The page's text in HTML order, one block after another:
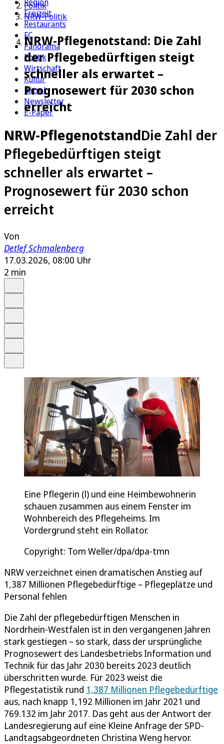
Freizeit
Restaurants
FC
Panorama
Politik
Wirtschaft
Kultur
Rätsel
Newsletter
E-Paper
Politik
NRW-Politik
NRW-Pflegenotstand: Die Zahl
der Pflegebedürftigen steigt
schneller als erwartet –
Prognosewert für 2030 schon
erreicht
NRW-PflegenotstandDie Zahl der
Pflegebedürftigen steigt
schneller als erwartet –
Prognosewert für 2030 schon
erreicht
Von
Detlef Schmalenberg
17.03.2026, 08:00 Uhr
2 min
Eine Pflegerin (l) und eine Heimbewohnerin
schauen zusammen aus einem Fenster im
Wohnbereich des Pflegeheims. Im
Vordergrund steht ein Rollator.
Copyright: Tom Weller/dpa/dpa-tmn
NRW verzeichnet einen dramatischen Anstieg auf
1,387 Millionen Pflegebedürftige – Pflegeplätze und
Personal fehlen
Die Zahl der pflegebedürftigen Menschen in
Nordrhein-Westfalen ist in den vergangenen Jahren
stark gestiegen – so stark, dass der ursprüngliche
Prognosewert des Landesbetriebs Information und
Technik für das Jahr 2030 bereits 2023 deutlich
überschritten wurde. Für 2023 weist die
Pflegestatistik rund 1,387 Millionen Pflegebedürftige
aus, nach knapp 1,192 Millionen im Jahr 2021 und
769.132 im Jahr 2017. Das geht aus der Antwort der
Landesregierung auf eine Kleine Anfrage der SPD-
Landtagsabgeordneten Christina Weng hervor.